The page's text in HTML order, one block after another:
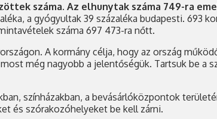
száma. Az elhunytak száma 749-ra
a gyógyultak 39 százaléka budapesti. 693
száma 697 473-ra nőtt.
A kormány célja, hogy az ország
még nagyobb a jelentőségük. Tartsuk be a
színházakban, a bevásárlóközpontok
és szórakozóhelyeket be kell zárni.